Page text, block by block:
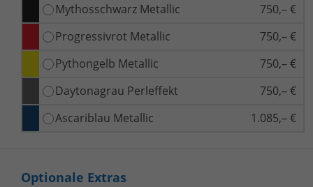
Mythosschwarz Metallic
750,– €
Progressivrot Metallic
750,– €
Pythongelb Metallic
750,– €
Daytonagrau Perleffekt
750,– €
Ascariblau Metallic
1.085,– €
Optionale Extras